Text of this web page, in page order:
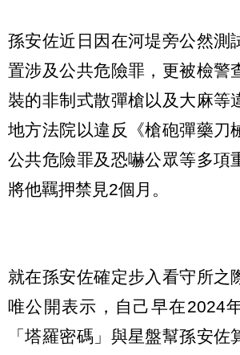
孫安佐近日因在河堤旁公然測
置涉及公共危險罪，更被檢警
裝的非制式散彈槍以及大麻等
地方法院以違反《槍砲彈藥刀
公共危險罪及恐嚇公眾等多項
將他羈押禁見2個月。
就在孫安佐確定步入看守所之
唯公開表示，自己早在2024
「塔羅密碼」與星盤幫孫安佐